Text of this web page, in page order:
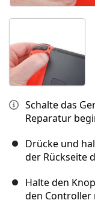
Schalte das
Reparatur
Drücke und
der Rückseite
Halte den
den Controller